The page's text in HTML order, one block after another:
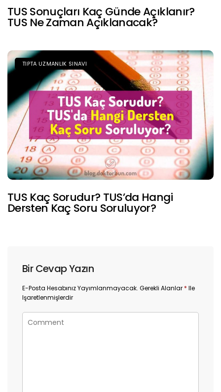
TUS Sonuçları Kaç Günde Açıklanır?
TUS Ne Zaman Açıklanacak?
TIPTA UZMANLIK SINAVI
TUS Kaç Sorudur? TUS’da Hangi
Dersten Kaç Soru Soruluyor?
Bir Cevap Yazın
E-Posta Hesabınız Yayımlanmayacak. Gerekli Alanlar * Ile
Işaretlenmişlerdir